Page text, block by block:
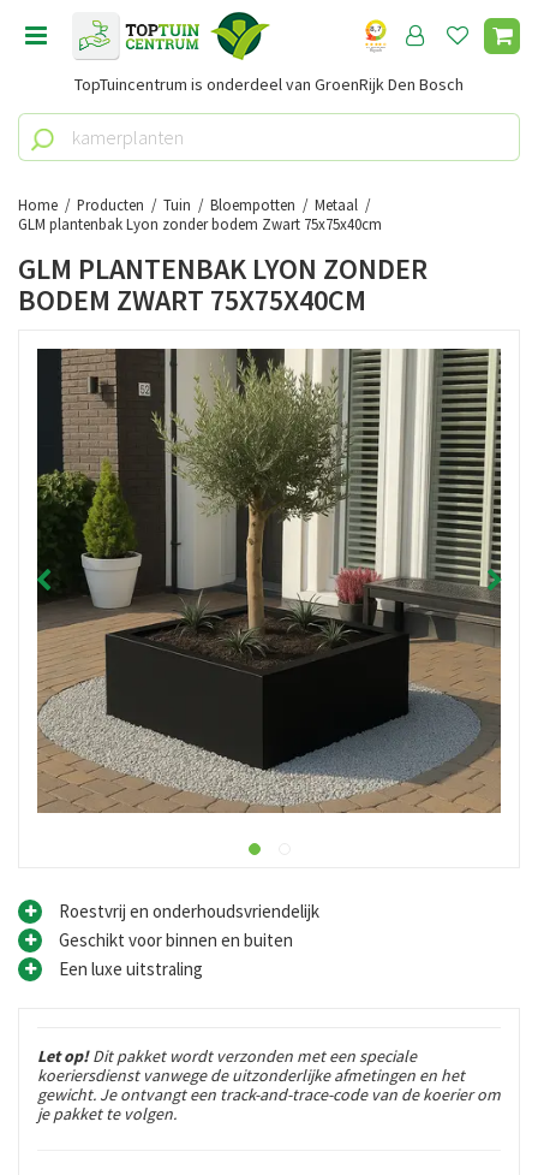
Home Producten Tuin Bloempotten
Metaal
GLM plantenbak Lyon zonder bodem Zwart 75x75x40cm
TopTuincentrum is onderdeel van GroenRijk Den Bosch
GLM PLANTENBAK LYON ZONDER
BODEM ZWART 75X75X40CM
Roestvrij en onderhoudsvriendelijk
Geschikt voor binnen en buiten
Een luxe uitstraling
Let op!Dit pakket wordt verzonden met een speciale
koeriersdienst vanwege de uitzonderlijke afmetingen en het
gewicht. Je ontvangt een track-and-trace-code van de koerier om
je pakket te volgen.